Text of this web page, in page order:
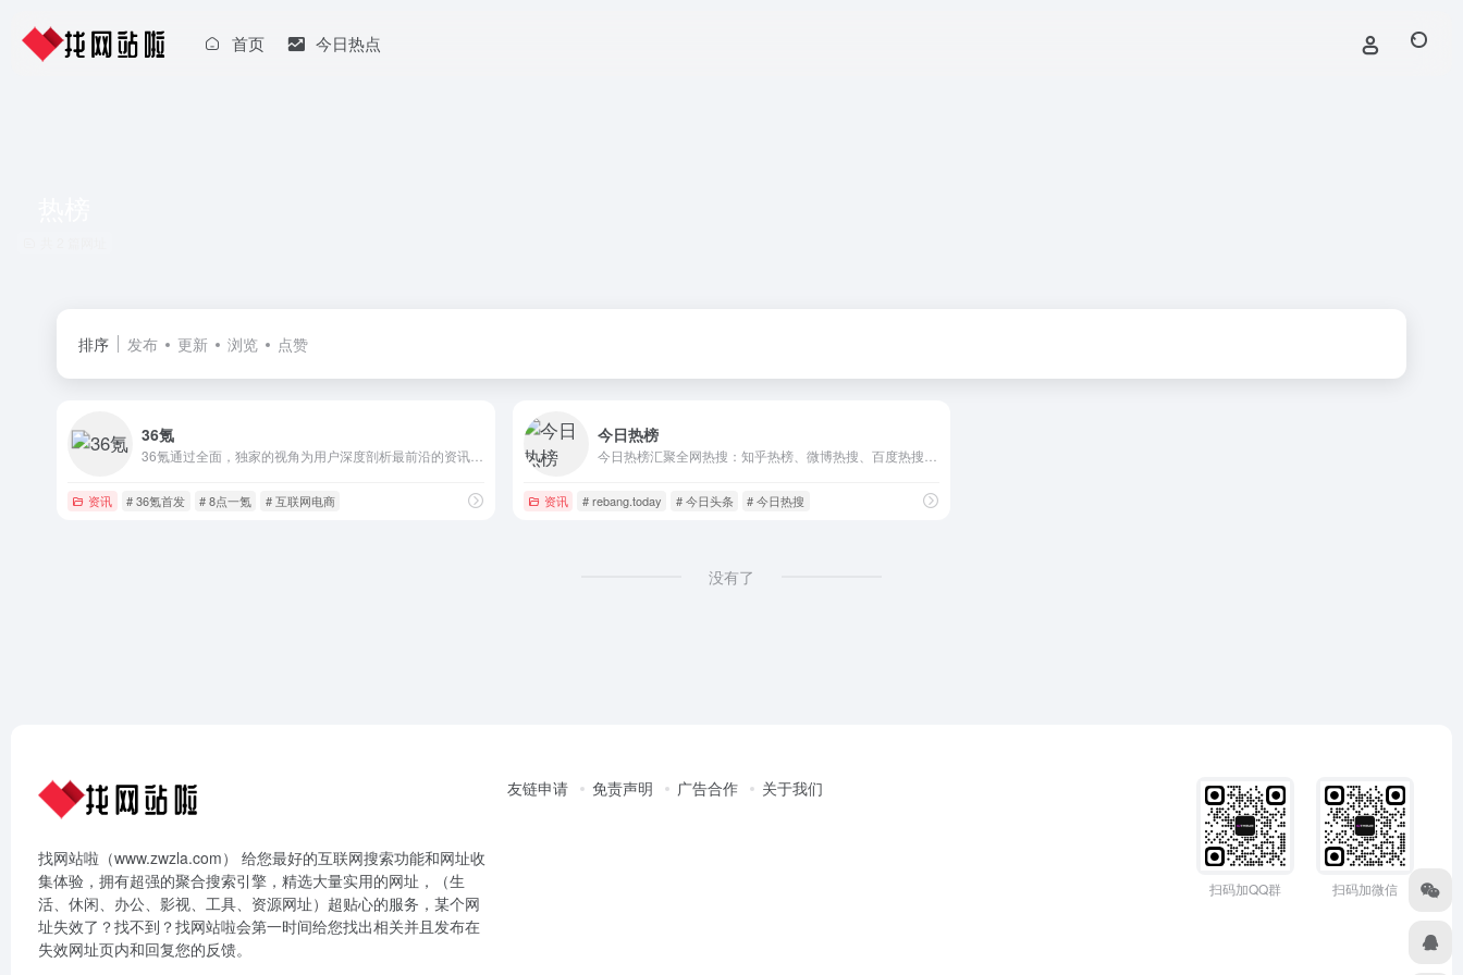
首页 今日热点
排序 发布 更新 浏览 点赞
36氪
资讯 # 36氪首发 # 8点一氪 # 互联网电商
今日热榜
资讯 # rebang.today # 今日头条 # 今日热搜
没有了
找网站啦（www.zwzla.com） 给您最好的互联网搜索功能和网址收
集体验，拥有超强的聚合搜索引擎，精选大量实用的网址，（生
活、休闲、办公、影视、工具、资源网址）超贴心的服务，某个网
址失效了？找不到？找网站啦会第一时间给您找出相关并且发布在
失效网址页内和回复您的反馈。
友链申请 免责声明 广告合作 关于我们
扫码加QQ群 扫码加微信